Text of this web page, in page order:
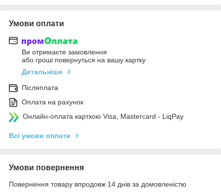
Умови оплати
Ви отримаєте замовлення
або гроші повернуться на вашу картку
Детальніше
Післяплата
Оплата на рахунок
Онлайн-оплата карткою Visa, Mastercard - LiqPay
Всі умови оплати
Умови повернення
Повернення товару впродовж 14 днів за домовленістю